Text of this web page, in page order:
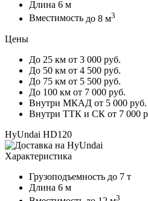
Длина 6 м
Вместимость до 8 м3
Цены
До 25 км от 3 000 руб.
До 50 км от 4 500 руб.
До 75 км от 5 500 руб.
До 100 км от 7 000 руб.
Внутри МКАД от 5 000 руб.
Внутри ТТК и СК от 7 000
HyUndai HD120
Характеристика
Грузоподъемность до 7 т
Длина 6 м
3